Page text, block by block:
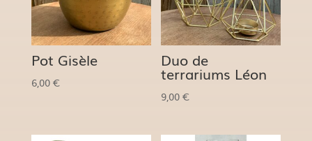
Pot Gisèle
6,00 €
Duo de
terrariums Léon
9,00€